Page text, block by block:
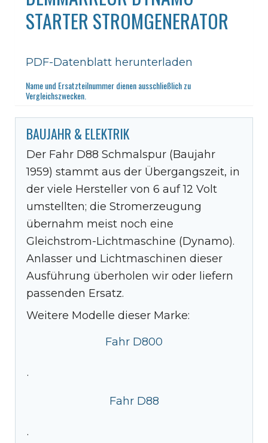
STARTER STROMGENERATOR
PDF-Datenblatt herunterladen
Name und Ersatzteilnummer dienen ausschließlich zu
Vergleichszwecken.
BAUJAHR & ELEKTRIK
Der Fahr D88 Schmalspur (Baujahr
1959) stammt aus der Übergangszeit, in
der viele Hersteller von 6 auf 12 Volt
umstellten; die Stromerzeugung
übernahm meist noch eine
Gleichstrom-Lichtmaschine (Dynamo).
Anlasser und Lichtmaschinen dieser
Ausführung überholen wir oder liefern
passenden Ersatz.
Weitere Modelle dieser Marke:
Fahr D800
·
Fahr D88
·